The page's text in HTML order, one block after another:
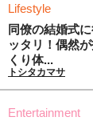
Lifestyle
同僚の結婚式
ッタリ！偶然
くり体...
トシタカマサ
Entertainment